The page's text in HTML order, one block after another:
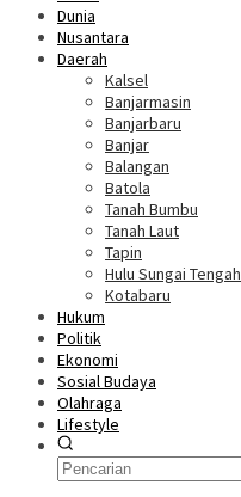
Dunia
Nusantara
Daerah
Kalsel
Banjarmasin
Banjarbaru
Banjar
Balangan
Batola
Tanah Bumbu
Tanah Laut
Tapin
Hulu Sungai Tengah
Kotabaru
Hukum
Politik
Ekonomi
Sosial Budaya
Olahraga
Lifestyle